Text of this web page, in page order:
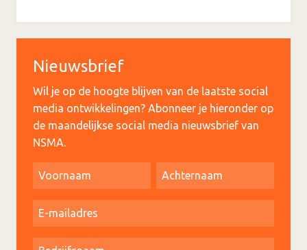
Nieuwsbrief
Wil je op de hoogte blijven van de laatste social
media ontwikkelingen? Abonneer je hieronder op
de maandelijkse social media nieuwsbrief van
NSMA.